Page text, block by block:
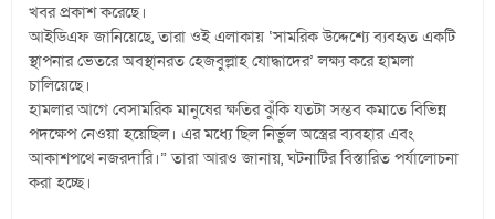
খবর প্রকাশ করেছে।
আইডিএফ জানিয়েছে, তারা ওই এলাকায় ‘সামরিক উদ্দেশ্যে ব্যবহৃত একটি
স্থাপনার ভেতরে অবস্থানরত হেজবুল্লাহ যোদ্ধাদের’ লক্ষ্য করে হামলা
চালিয়েছে।
হামলার আগে বেসামরিক মানুষের ক্ষতির ঝুঁকি যতটা সম্ভব কমাতে বিভিন্ন
পদক্ষেপ নেওয়া হয়েছিল। এর মধ্যে ছিল নির্ভুল অস্ত্রের ব্যবহার এবং
আকাশপথে নজরদারি।” তারা আরও জানায়, ঘটনাটির বিস্তারিত পর্যালোচনা
করা হচ্ছে।